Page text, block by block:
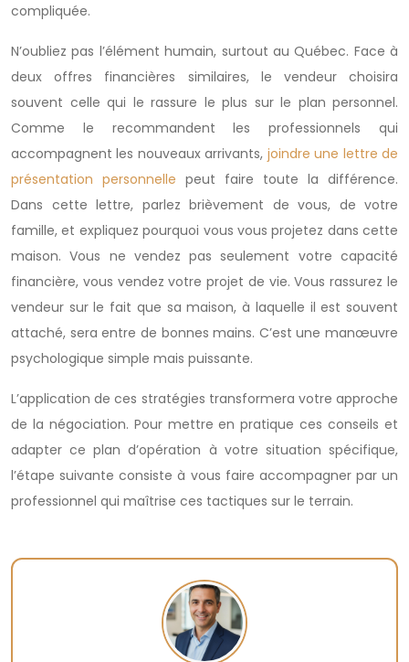
compliquée.
N’oubliez pas l’élément humain, surtout au Québec. Face à
deux offres financières similaires, le vendeur choisira
souvent celle qui le rassure le plus sur le plan personnel.
Comme le recommandent les professionnels qui
accompagnent les nouveaux arrivants, joindre une lettre de
présentation personnelle peut faire toute la différence.
Dans cette lettre, parlez brièvement de vous, de votre
famille, et expliquez pourquoi vous vous projetez dans cette
maison. Vous ne vendez pas seulement votre capacité
financière, vous vendez votre projet de vie. Vous rassurez le
vendeur sur le fait que sa maison, à laquelle il est souvent
attaché, sera entre de bonnes mains. C’est une manœuvre
psychologique simple mais puissante.
L’application de ces stratégies transformera votre approche
de la négociation. Pour mettre en pratique ces conseils et
adapter ce plan d’opération à votre situation spécifique,
l’étape suivante consiste à vous faire accompagner par un
professionnel qui maîtrise ces tactiques sur le terrain.